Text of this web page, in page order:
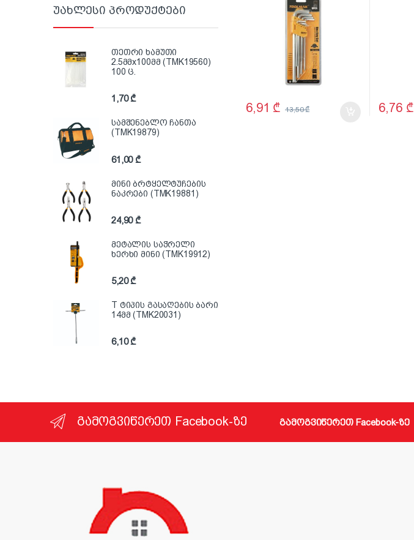
6,91 ₾ 13,50₾ 6,76 ₾
უახლესი პროდუქტები
თეთრი ხამუთი
2.5მმx100მმ (TMK19560)
100 ც.
1,70₾
სამშენებლო ჩანთა
(TMK19879)
61,00₾
მინი ბრტყელტუჩების
ნაკრები (TMK19881)
24,90₾
მეტალის საჭრელი
ხერხი მინი (TMK19912)
5,20₾
T ტიპის გასაღების ბარი
14მმ (TMK20031)
6,10₾
გამოგვიწერეთ Facebook-ზე გამოგვიწერეთ Facebook-ზე